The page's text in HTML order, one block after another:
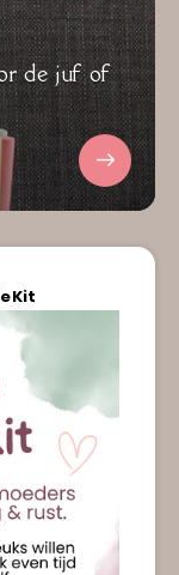
de juf of